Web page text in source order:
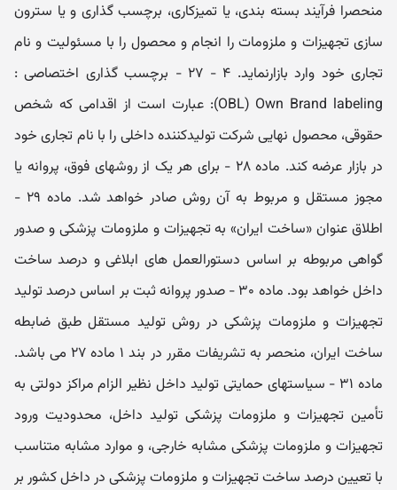
منحصرا فرآیند بسته بندی، یا تمیزکاری، برچسب گذاری و یا سترون
سازی تجھیزات و ملزومات را انجام و محصول را با مسئولیت و نام
تجاری خود وارد بازارنماید. ۴ - ۲۷ - برچسب گذاری اختصاصی :
OBL) Own Brand labeling): عبارت است از اقدامی که شخص
حقوقی، محصول نھایی شرکت تولیدکننده داخلی را با نام تجاری خود
در بازار عرضه کند. ماده ۲۸ - برای ھر یک از روشھای فوق، پروانه یا
مجوز مستقل و مربوط به آن روش صادر خواھد شد. ماده ۲۹ -
اطلاق عنوان «ساخت ایران» به تجھیزات و ملزومات پزشکی و صدور
گواھی مربوطه بر اساس دستورالعمل ھای ابلاغی و درصد ساخت
داخل خواھد بود. ماده ۳۰ - صدور پروانه ثبت بر اساس درصد تولید
تجھیزات و ملزومات پزشکی در روش تولید مستقل طبق ضابطه
ساخت ایران، منحصر به تشریفات مقرر در بند ۱ ماده ۲۷ می باشد.
ماده ۳۱ - سیاستھای حمایتی تولید داخل نظیر الزام مراکز دولتی به
تأمین تجھیزات و ملزومات پزشکی تولید داخل، محدودیت ورود
تجھیزات و ملزومات پزشکی مشابه خارجی، و موارد مشابه متناسب
با تعیین درصد ساخت تجھیزات و ملزومات پزشکی در داخل کشور بر